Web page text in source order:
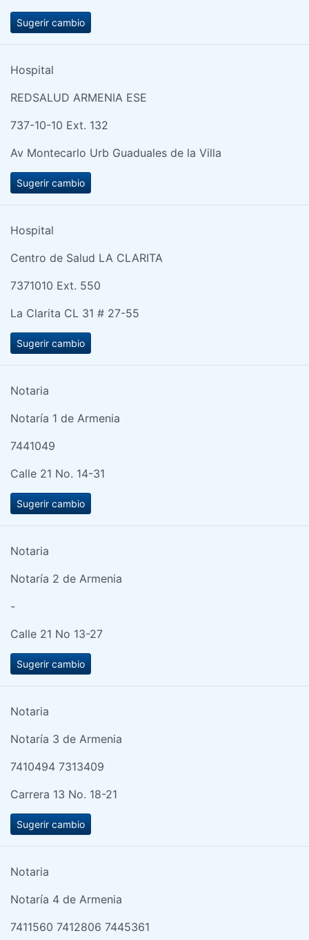
Sugerir cambio
Hospital
REDSALUD ARMENIA ESE
737-10-10 Ext. 132
Av Montecarlo Urb Guaduales de la Villa
Sugerir cambio
Hospital
Centro de Salud LA CLARITA
7371010 Ext. 550
La Clarita CL 31 # 27-55
Sugerir cambio
Notaria
Notaría 1 de Armenia
7441049
Calle 21 No. 14-31
Sugerir cambio
Notaria
Notaría 2 de Armenia
-
Calle 21 No 13-27
Sugerir cambio
Notaria
Notaría 3 de Armenia
7410494 7313409
Carrera 13 No. 18-21
Sugerir cambio
Notaria
Notaría 4 de Armenia
7411560 7412806 7445361